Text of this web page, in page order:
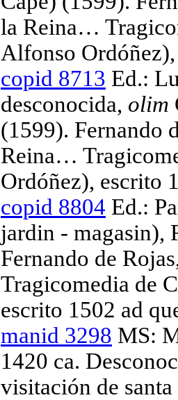
la Reina…
Alfonso
copid 8713 Ed.:
desconocida, olim
(1599). Fernando
Reina…
Ordóñez), escrito
copid 8804 Ed.:
jardin - magasin),
Fernando de
Tragicomedia de
escrito 1502 ad
manid 3298 MS:
1420 ca.
visitación de